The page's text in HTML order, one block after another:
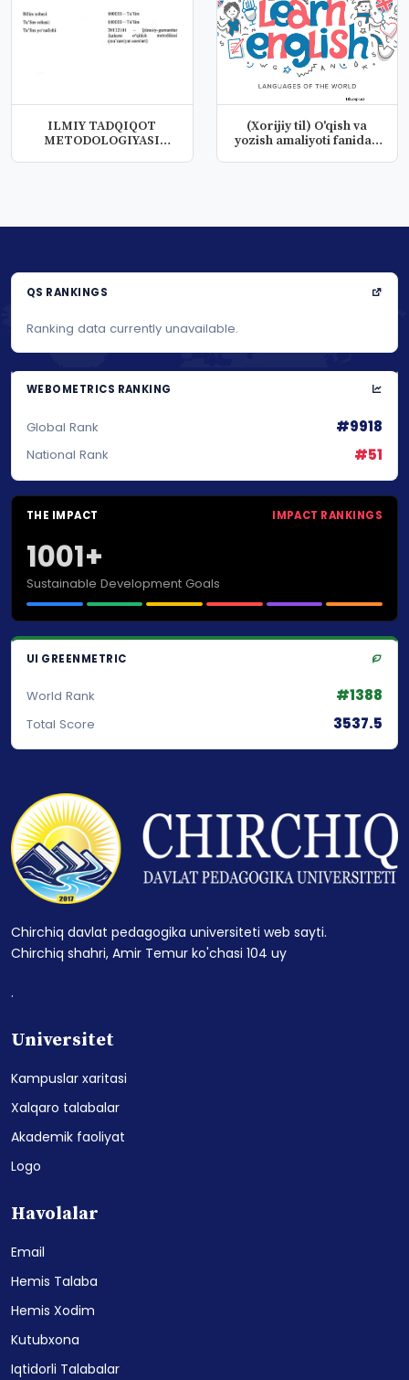
ILMIY TADQIQOT
METODOLOGIYASI
(Xorijiy til) O'qish va
yozish amaliyoti fanidan
QS RANKINGS
Ranking data currently unavailable.
WEBOMETRICS RANKING
Global Rank #9918
National Rank #51
THE IMPACT IMPACT RANKINGS
1001+
Sustainable Development Goals
UI GREENMETRIC
World Rank #1388
Total Score 3537.5
Chirchiq davlat pedagogika universiteti web sayti.
Chirchiq shahri, Amir Temur ko'chasi 104 uy
.
Universitet
Kampuslar xaritasi
Xalqaro talabalar
Akademik faoliyat
Logo
Havolalar
Email
Hemis Talaba
Hemis Xodim
Kutubxona
Iqtidorli Talabalar